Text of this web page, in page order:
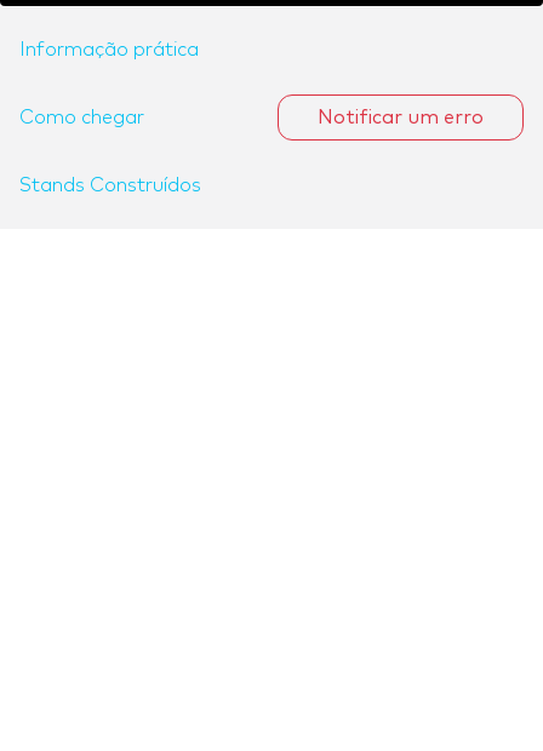
Informação prática
Como chegar
Stands Construídos
Notificar um erro